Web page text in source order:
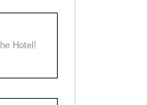
Hotel!